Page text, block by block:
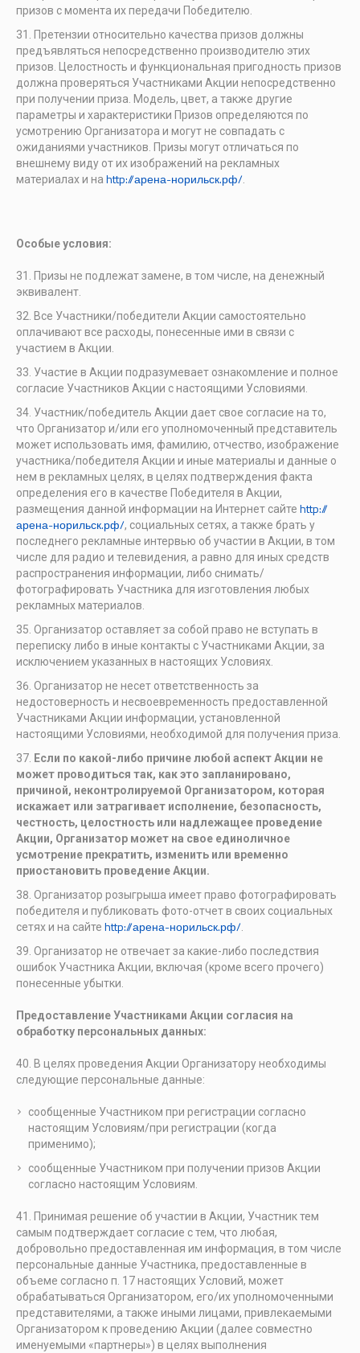
призов с момента их передачи Победителю.
Претензии относительно качества призов должны
предъявляться непосредственно производителю этих
призов. Целостность и функциональная пригодность призов
должна проверяться Участниками Акции непосредственно
при получении приза. Модель, цвет, а также другие
параметры и характеристики Призов определяются по
усмотрению Организатора и могут не совпадать с
ожиданиями участников. Призы могут отличаться по
внешнему виду от их изображений на рекламных
материалах и на http://арена-норильск.рф/
Особые условия:
Призы не подлежат замене, в том числе, на денежный
эквивалент.
Все Участники/победители Акции самостоятельно
оплачивают все расходы, понесенные ими в связи с
участием в Акции.
Участие в Акции подразумевает ознакомление и полное
согласие Участников Акции с настоящими Условиями.
Участник/победитель Акции дает свое согласие на то,
что Организатор и/или его уполномоченный представитель
может использовать имя, фамилию, отчество, изображение
участника/победителя Акции и иные материалы и данные о
нем в рекламных целях, в целях подтверждения факта
определения его в качестве Победителя в Акции,
размещения данной информации на Интернет сайте http://
арена-норильск.рф/, социальных сетях, а также брать у
последнего рекламные интервью об участии в Акции, в том
числе для радио и телевидения, а равно для иных средств
распространения информации, либо снимать/
фотографировать Участника для изготовления любых
рекламных материалов.
Организатор оставляет за собой право не вступать в
переписку либо в иные контакты с Участниками Акции, за
исключением указанных в настоящих Условиях.
Организатор не несет ответственность за
недостоверность и несвоевременность предоставленной
Участниками Акции информации, установленной
настоящими Условиями, необходимой для получения приза.
Если по какой-либо причине любой аспект Акции не
может проводиться так, как это запланировано,
причиной, неконтролируемой Организатором, которая
искажает или затрагивает исполнение, безопасность,
честность, целостность или надлежащее проведение
Акции, Организатор может на свое единоличное
усмотрение прекратить, изменить или временно
приостановить проведение Акции.
Организатор розыгрыша имеет право фотографировать
победителя и публиковать фото-отчет в своих социальных
сетях и на сайте http://арена-норильск.рф/
Организатор не отвечает за какие-либо последствия
ошибок Участника Акции, включая (кроме всего прочего)
понесенные убытки.
Предоставление Участниками Акции согласия на
обработку персональных данных:
В целях проведения Акции Организатору необходимы
следующие персональные данные:
сообщенные Участником при регистрации согласно
настоящим Условиям/при регистрации (когда
применимо);
сообщенные Участником при получении призов Акции
согласно настоящим Условиям.
Принимая решение об участии в Акции, Участник тем
самым подтверждает согласие с тем, что любая,
добровольно предоставленная им информация, в том числе
персональные данные Участника, предоставленные в
объеме согласно п. 17 настоящих Условий, может
обрабатываться Организатором, его/их уполномоченными
представителями, а также иными лицами, привлекаемыми
Организатором к проведению Акции (далее совместно
именуемыми «партнеры») в целях выполнения